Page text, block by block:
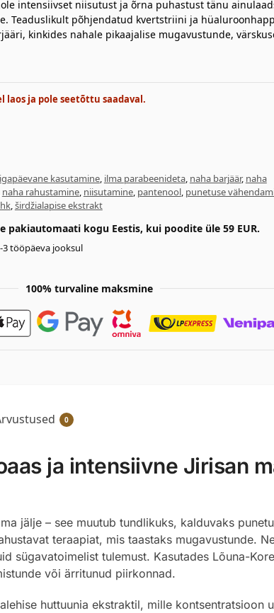
intensiivset niisutust ja õrna puhastust tänu
Teaduslikult põhjendatud kvertstriini ja
kinkides nahale pikaajalise mugavustunde,
laos ja pole seetõttu saadaval.
igapäevane kasutamine, ilma parabeenideta, naha barjäär, naha
naha rahustamine, niisutamine, pantenool, punetuse
,širdžialapise ekstrakt
pakiautomaati kogu Eestis, kui poodite üle 59 EUR.
tööpäeva jooksul
100% turvaline maksmine
0
ja intensiivne Jirisan
jälje – see muutub tundlikuks, kalduvaks
teraapiat, mis taastaks mugavustunde.
sügavatoimelist tulemust. Kasutades Lõuna-
või ärritunud piirkonnad.
huttuunia ekstraktil, mille kontsentratsioon